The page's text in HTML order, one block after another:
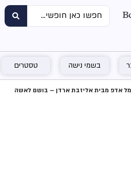
בשמי נישה טסטרים